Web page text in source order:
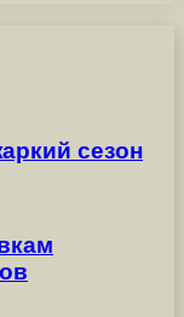
сезон